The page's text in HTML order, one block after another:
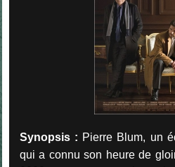
Synopsis : Pierre Blum, un
qui a connu son heure de